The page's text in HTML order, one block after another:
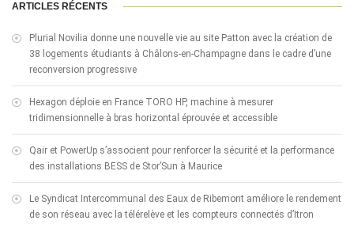
ARTICLES RÉCENTS
Plurial Novilia donne une nouvelle vie au site Patton avec la création de
38 logements étudiants à Châlons-en-Champagne dans le cadre d’une
reconversion progressive
Hexagon déploie en France TORO HP, machine à mesurer
tridimensionnelle à bras horizontal éprouvée et accessible
Qair et PowerUp s’associent pour renforcer la sécurité et la performance
des installations BESS de Stor’Sun à Maurice
Le Syndicat Intercommunal des Eaux de Ribemont améliore le rendement
de son réseau avec la télérelève et les compteurs connectés d’Itron